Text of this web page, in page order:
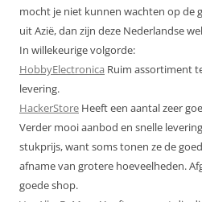
mocht je niet kunnen wachten op de
uit Azië, dan zijn deze Nederlandse
In willekeurige volgorde:
HobbyElectronica Ruim assortiment
levering.
HackerStore Heeft een aantal zeer
Verder mooi aanbod en snelle
stukprijs, want soms tonen ze de
afname van grotere hoeveelheden.
goede shop.